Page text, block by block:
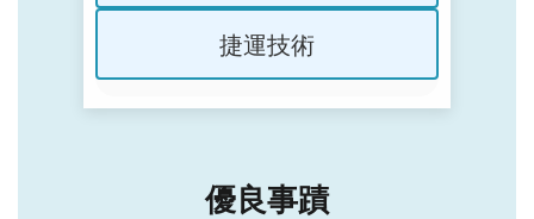
捷運技術
優良事蹟